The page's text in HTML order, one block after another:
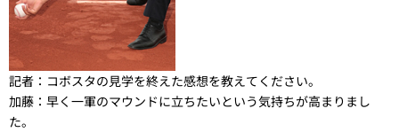
記者： コボスタの見学を終えた感想を教えてください。
加藤： 早く一軍のマウンドに立ちたいという気持ちが高まりまし
た。